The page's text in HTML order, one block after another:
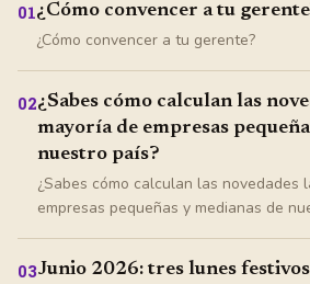
01¿Cómo convencer a tu
¿Cómo convencer a tu gerente?
02¿Sabes cómo calculan las
mayoría de empresas
nuestro país?
¿Sabes cómo calculan las novedades
empresas pequeñas y medianas de
03Junio 2026: tres lunes